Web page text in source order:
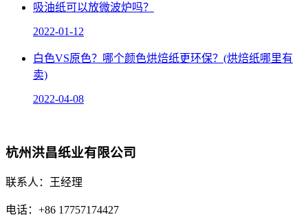
吸油纸可以放微波炉吗？
2022-01-12
白色VS原色？哪个颜色烘焙纸更环保？(烘焙纸哪里有
卖)
2022-04-08
杭州洪昌纸业有限公司
联系人：王经理
电话：+86 17757174427